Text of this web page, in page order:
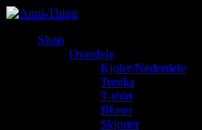
Shop
Overdele
Kjoler/Nederdele
Tunika
T-shirt
Bluser
Skjorter